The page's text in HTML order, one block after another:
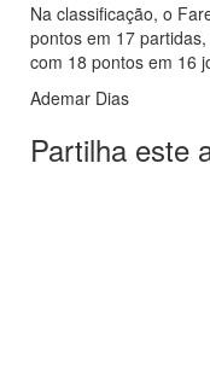
Na classificação, o
pontos em 17
com 18 pontos em 16
Ademar Dias
Partilha este